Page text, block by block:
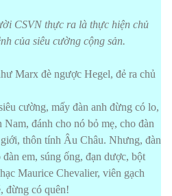
CSVN thực ra là thực hiện chủ
của siêu cường cộng sản.
Marx đè ngược Hegel, đẻ ra chủ
cường, mấy đàn anh đừng có lo,
Nam, đánh cho nó bỏ mẹ, cho đàn
thôn tính Âu Châu. Nhưng, đàn
em, súng ống, đạn dược, bột
Maurice Chevalier, viên gạch
đừng có quên!